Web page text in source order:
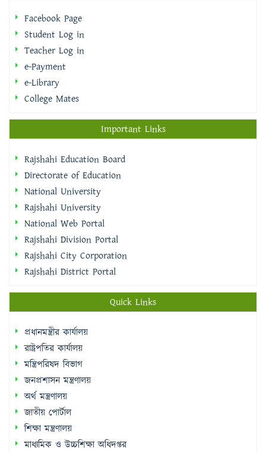
Facebook Page
Student Log in
Teacher Log in
e-Payment
e-Library
College Mates
Important Links
Rajshahi Education Board
Directorate of Education
National University
Rajshahi University
National Web Portal
Rajshahi Division Portal
Rajshahi City Corporation
Rajshahi District Portal
Quick Links
প্রধানমন্ত্রীর কার্যালয়
রাষ্ট্রপতির কার্যালয়
মন্ত্রিপরিষদ বিভাগ
জনপ্রশাসন মন্ত্রণালয়
অর্থ মন্ত্রণালয়
জাতীয় পোর্টাল
শিক্ষা মন্ত্রণালয়
মাধ্যমিক ও উচ্চশিক্ষা অধিদপ্তর